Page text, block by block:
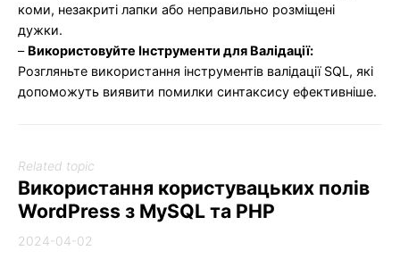
коми, незакриті лапки або неправильно розміщені
дужки.
– Використовуйте Інструменти для Валідації:
Розгляньте використання інструментів валідації SQL, які
допоможуть виявити помилки синтаксису ефективніше.
Related topic
Використання користувацьких полів
WordPress з MySQL та PHP
2024-04-02